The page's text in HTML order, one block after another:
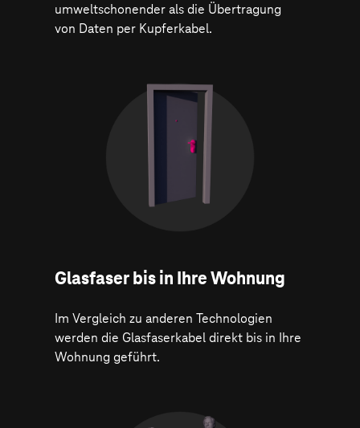
umweltschonender als die Übertragung
von Daten per Kupferkabel.
Glasfaser bis in Ihre Wohnung
Im Vergleich zu anderen Technologien
werden die Glasfaserkabel direkt bis in Ihre
Wohnung geführt.